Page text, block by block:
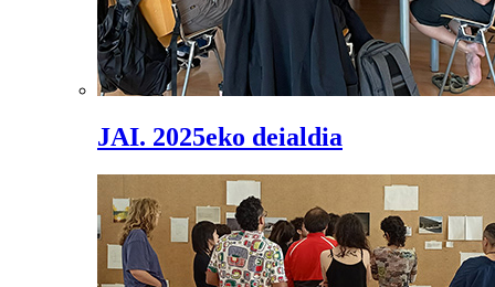
JAI. 2025eko deialdia